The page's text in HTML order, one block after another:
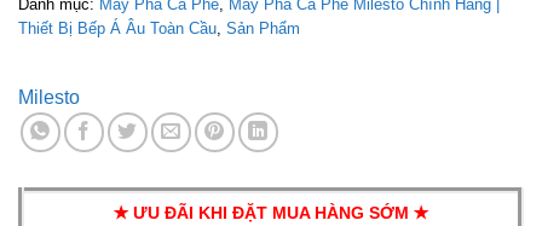
Danh mục: Máy Pha Cà Phê, Máy Pha Cà Phê Milesto Chính Hãng |
Thiết Bị Bếp Á Âu Toàn Cầu, Sản Phẩm
Milesto
✭ ƯU ĐÃI KHI ĐẶT MUA HÀNG SỚM ✭